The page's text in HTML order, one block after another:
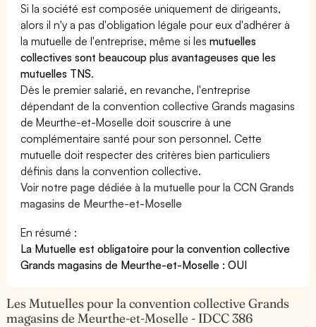
Si la société est composée uniquement de dirigeants,
alors il n'y a pas d'obligation légale pour eux d'adhérer à
la mutuelle de l'entreprise, même si lesmutuelles
collectives sont beaucoup plus avantageuses que les
mutuelles TNS.
Dès le premier salarié, en revanche, l'entreprise
dépendant de la convention collective Grands magasins
de Meurthe-et-Moselle doit souscrire à une
complémentaire santé pour son personnel. Cette
mutuelle doit respecter des critères bien particuliers
définis dans la convention collective.
Voir notre page dédiée à la mutuelle pour la CCN Grands
magasins de Meurthe-et-Moselle
En résumé :
La Mutuelle est obligatoire pour la convention collective
Grands magasins de Meurthe-et-Moselle : OUI
Les Mutuelles pour la convention collective Grands
magasins de Meurthe-et-Moselle - IDCC 386